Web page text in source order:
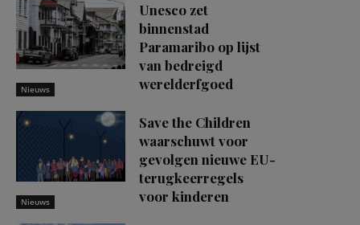
Nieuws
Unesco zet
binnenstad
Paramaribo op lijst
van bedreigd
werelderfgoed
Nieuws
Save the Children
waarschuwt voor
gevolgen nieuwe EU-
terugkeerregels
voor kinderen